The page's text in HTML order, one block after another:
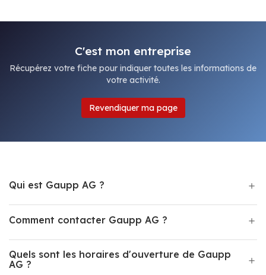
C'est mon entreprise
Récupérez votre fiche pour indiquer toutes les informations de
votre activité.
Revendiquer ma page
Qui est Gaupp AG ?
Comment contacter Gaupp AG ?
Quels sont les horaires d'ouverture de Gaupp
AG ?